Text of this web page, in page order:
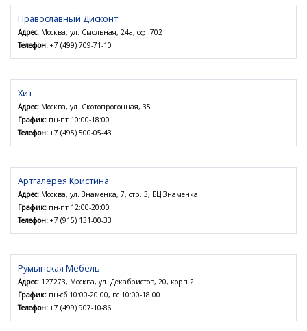
Православный Дисконт
Адрес: Москва, ул. Смольная, 24а, оф. 702
Телефон: +7 (499) 709-71-10
Хит
Адрес: Москва, ул. Скотопрогонная, 35
График: пн-пт 10:00-18:00
Телефон: +7 (495) 500-05-43
Артгалерея Кристина
Адрес: Москва, ул. Знаменка, 7, стр. 3, БЦ Знаменка
График: пн-пт 12:00-20:00
Телефон: +7 (915) 131-00-33
Румынская Мебель
Адрес: 127273, Москва, ул. Декабристов, 20, корп.2
График: пн-сб 10:00-20:00, вс 10:00-18:00
Телефон: +7 (499) 907-10-86